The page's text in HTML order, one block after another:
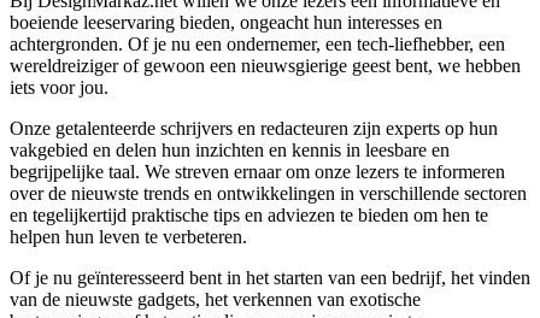
boeiende leeservaring bieden, ongeacht hun interesses en
achtergronden. Of je nu een ondernemer, een tech-liefhebber, een
wereldreiziger of gewoon een nieuwsgierige geest bent, we hebben
iets voor jou.
Onze getalenteerde schrijvers en redacteuren zijn experts op hun
vakgebied en delen hun inzichten en kennis in leesbare en
begrijpelijke taal. We streven ernaar om onze lezers te informeren
over de nieuwste trends en ontwikkelingen in verschillende sectoren
en tegelijkertijd praktische tips en adviezen te bieden om hen te
helpen hun leven te verbeteren.
Of je nu geïnteresseerd bent in het starten van een bedrijf, het vinden
van de nieuwste gadgets, het verkennen van exotische